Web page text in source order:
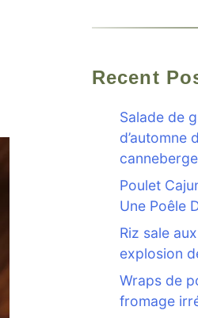
Recent
Salade de
d’automne
Poulet
Une Poêle
Riz sale
explosion
Wraps de
fromage